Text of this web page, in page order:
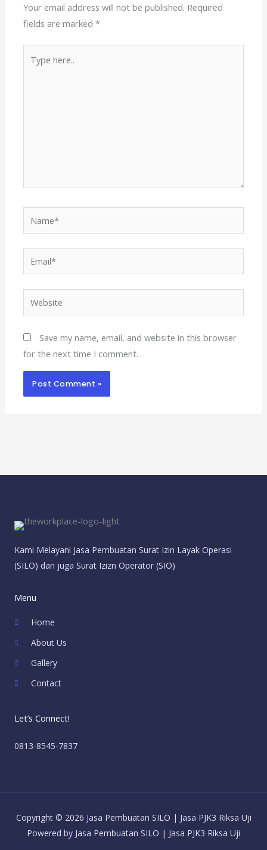
Your email address will not be published. Required
fields are marked*
here..
Save my name, email, and website in this browser
for the next time I comment.
Kami Melayani Jasa Pembuatan Surat Izin Layak Operasi
(SILO) dan juga Surat Izizn Operator (SIO)
Menu
Home
About Us
Gallery
Contact
Let’s Connect!
0813-8545-7837
Copyright © 2026 Jasa Pembuatan SILO | Jasa PJK3 Riksa Uji
Powered by Jasa Pembuatan SILO | Jasa PJK3 Riksa Uji